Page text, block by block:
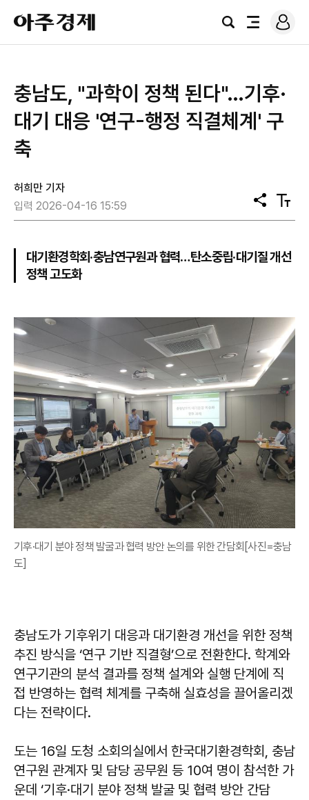
아
주
경
검
전
로
그
충남도, "과학이 정책 된다"…기후·
대기 대응 '연구-행정 직결체계' 구
축
허희만 기자
입력 2026-04-16 15:59
공
유
텍
스
기
대기환경학회·충남연구원과 협력…탄소중립·대기질 개선
정책 고도화
기후·대기 분야 정책 발굴과 협력 방안 논의를 위한 간담회[사진=충남
도]
충남도가 기후위기 대응과 대기환경 개선을 위한 정책
추진 방식을 ‘연구 기반 직결형’으로 전환한다. 학계와
연구기관의 분석 결과를 정책 설계와 실행 단계에 직
접 반영하는 협력 체계를 구축해 실효성을 끌어올리겠
다는 전략이다.
도는 16일 도청 소회의실에서 한국대기환경학회, 충남
연구원 관계자 및 담당 공무원 등 10여 명이 참석한 가
운데 ‘기후·대기 분야 정책 발굴 및 협력 방안 간담